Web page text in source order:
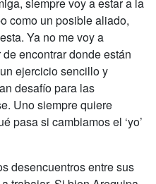
como un posible aliado,
Ya no me voy a
encontrar donde están
ejercicio sencillo y
desafío para las
Uno siempre quiere
pasa si cambiamos el ‘yo’
desencuentros entre sus